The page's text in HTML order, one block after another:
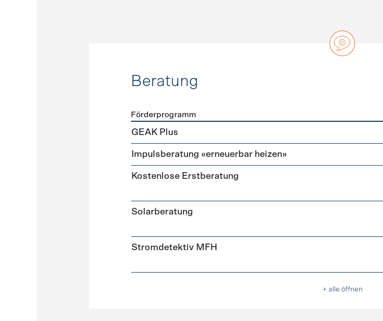
Beratung
Förderprogramme
Förderprogramm
GEAK Plus
Impulsberatung «erneuerbar heizen»
Kostenlose Erstberatung
Solarberatung
Stromdetektiv MFH
+ alle öffnen